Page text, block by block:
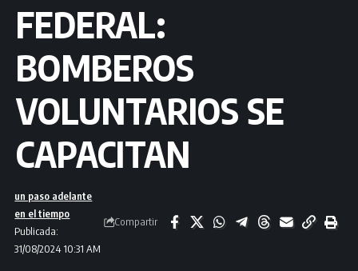
FEDERAL:
BOMBEROS
VOLUNTARIOS SE
CAPACITAN
Publicada:
31/08/2024 10:31 AM
un paso adelante
en el tiempo
Compartir